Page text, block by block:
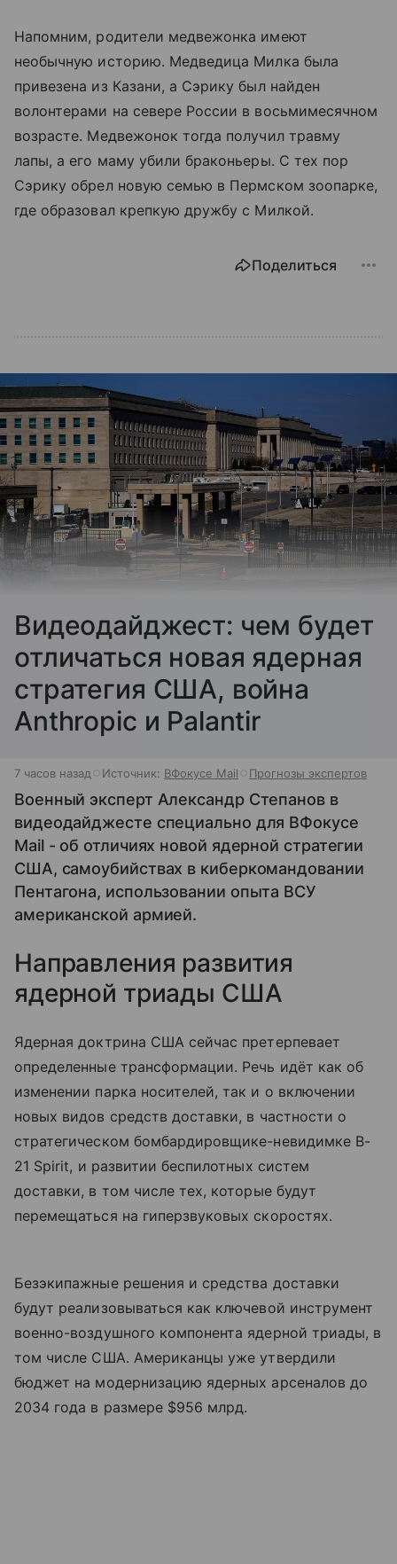
Напомним, родители медвежонка имеют
необычную историю. Медведица Милка была
привезена из Казани, а Сэрику был найден
волонтерами на севере России в восьмимесячном
возрасте. Медвежонок тогда получил травму
лапы, а его маму убили браконьеры. С тех пор
Сэрику обрел новую семью в Пермском зоопарке,
где образовал крепкую дружбу с Милкой.
Поделиться
Видеодайджест: чем будет
отличаться новая ядерная
стратегия США, война
Anthropic и Palantir
7 часов назад Источник: ВФокусе Mail Прогнозы экспертов
Военный эксперт Александр Степанов в
видеодайджесте специально для ВФокусе
Mail - об отличиях новой ядерной стратегии
США, самоубийствах в киберкомандовании
Пентагона, использовании опыта ВСУ
американской армией.
Направления развития
ядерной триады США
Ядерная доктрина США сейчас претерпевает
определенные трансформации. Речь идёт как об
изменении парка носителей, так и о включении
новых видов средств доставки, в частности о
стратегическом бомбардировщике-невидимке B-
21 Spirit, и развитии беспилотных систем
доставки, в том числе тех, которые будут
перемещаться на гиперзвуковых скоростях.
Безэкипажные решения и средства доставки
будут реализовываться как ключевой инструмент
военно-воздушного компонента ядерной триады, в
том числе США. Американцы уже утвердили
бюджет на модернизацию ядерных арсеналов до
2034 года в размере $956 млрд.